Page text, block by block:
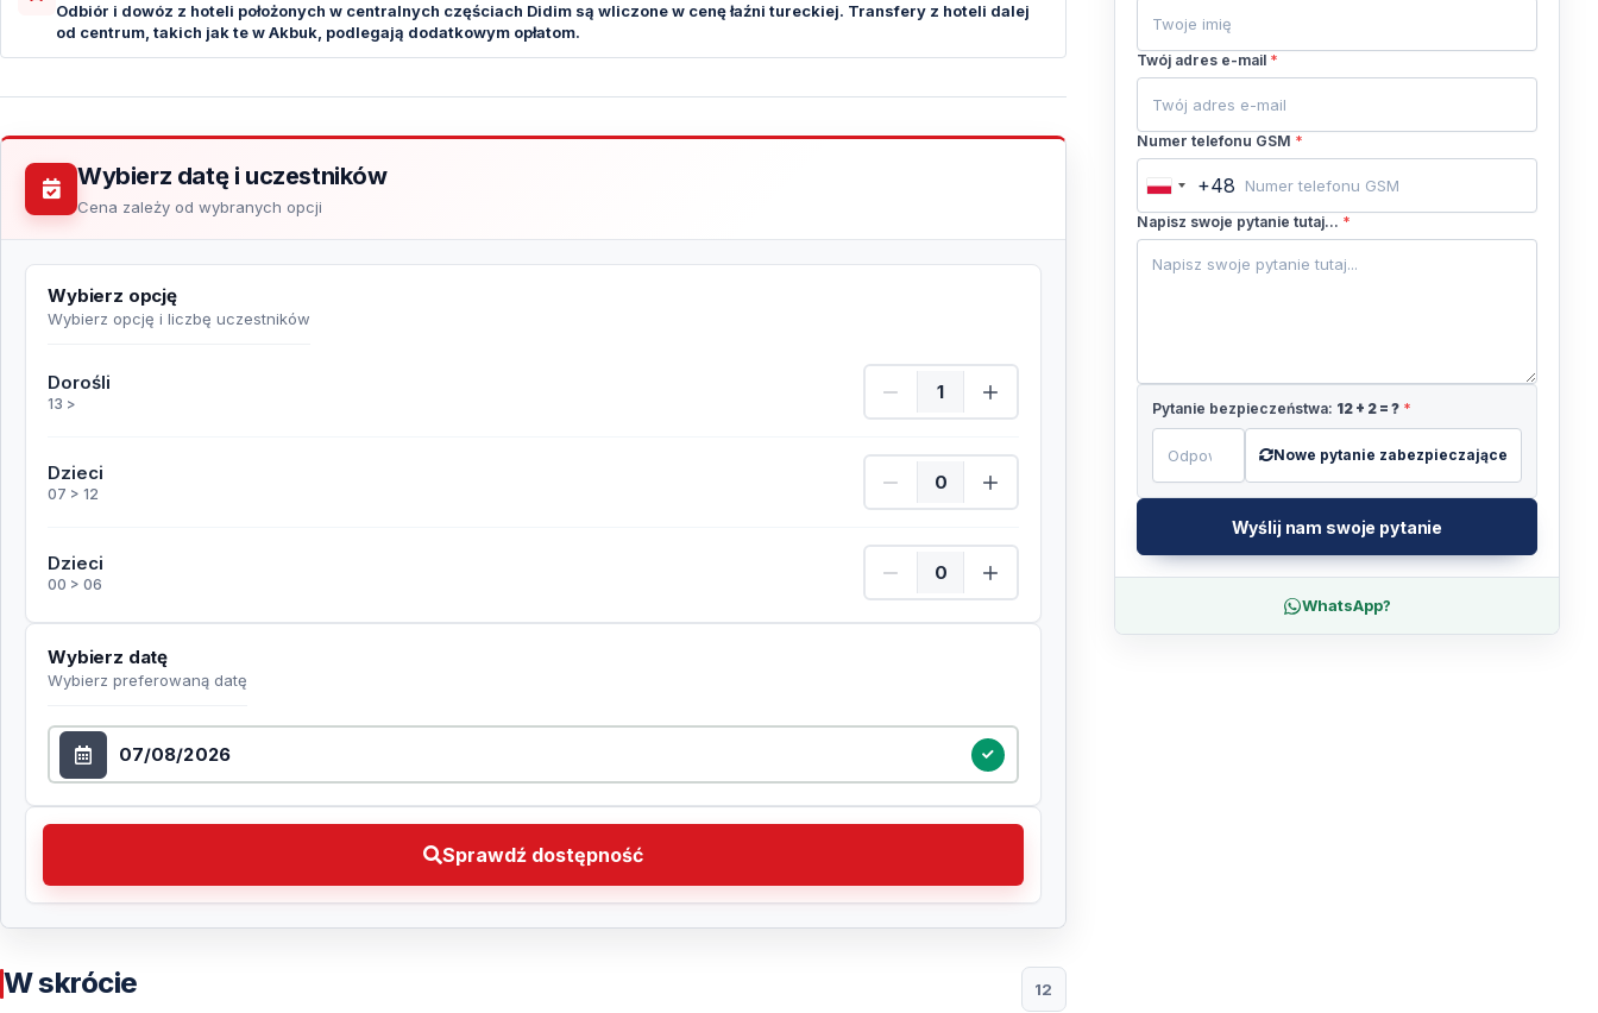
Odbiór i dowóz z hoteli położonych w centralnych częściach Didim są wliczone w cenę łaźni tureckiej. Transfery z hoteli dalej
od centrum, takich jak te w Akbuk, podlegają dodatkowym opłatom.
Wybierz datę i uczestników
Cena zależy od wybranych opcji
Wybierz opcję
Wybierz opcję i liczbę uczestników
Dorośli
13 >
Dorośli Ilość
Dzieci
07 > 12
Dzieci Ilość
Dzieci
00 > 06
Dzieci Ilość
Wybierz datę
Wybierz preferowaną datę
Wybierz datę
Sprawdź dostępność
Sprawdź dostępność Wybierz preferowaną datę
W skrócie 12
Twój adres e-mail *
Numer telefonu GSM *
Poland
+48
+48
Napisz swoje pytanie tutaj... *
Pytanie bezpieczeństwa: 12+ 2= ? *
Nowe pytanie zabezpieczające
Wyślij nam swoje pytanie
WhatsApp?